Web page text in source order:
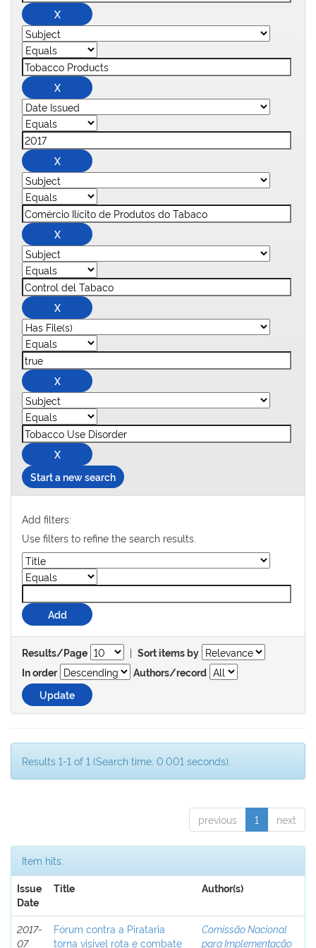
Start a new search
Add filters:
Use filters to refine the search results.
Results/Page | Sort items by
In order
Authors/record
Results 1-1 of 1 (Search time: 0.001 seconds).
previous 1 next
Item hits:
Issue
Date
Title Author(s)
2017-
07
Fórum contra a Pirataria
torna visível rota e combate
Comissão Nacional
para Implementação